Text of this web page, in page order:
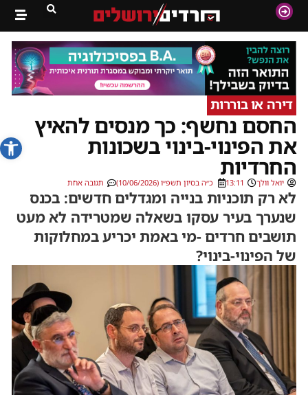
פתח
דירה או בוררות
החסם נחשף: כך מנסים להאיץ
את הפינוי-בינוי בשכונות
החרדיות
יואל וולך 13:11 כ״ה בסיון תשפ״ו (10/06/2026) תגובה אחת
לא רק תוכניות בנייה ומגדלים חדשים: בכנס
שנערך בעיר עסקו בשאלה שמטרידה לא מעט
תושבים חרדים -מי באמת יכריע במחלוקות
של הפינוי-בינוי?